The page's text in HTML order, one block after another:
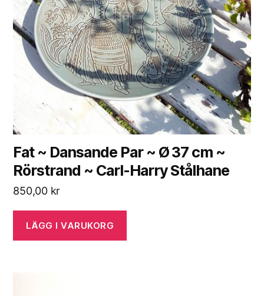
Fat ~ Dansande Par ~ Ø 37 cm ~
Rörstrand ~ Carl-Harry Stålhane
850,00 kr
LÄGG I VARUKORG